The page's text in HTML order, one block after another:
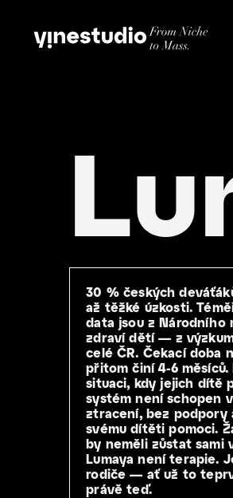
30 % českých
až těžké úzkosti.
data jsou z Národního
zdraví dětí — z
celé ČR. Čekací doba
přitom činí 4-6
situaci, kdy jejich dítě
systém není schopen
ztracení, bez podpory
svému dítěti pomoci.
by neměli zůstat sami
Lumaya není terapie.
rodiče — ať už to
právě teď.